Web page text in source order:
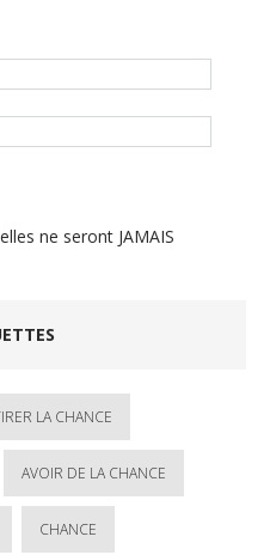
ne seront JAMAIS
LA CHANCE
AVOIR DE LA CHANCE
CHANCE